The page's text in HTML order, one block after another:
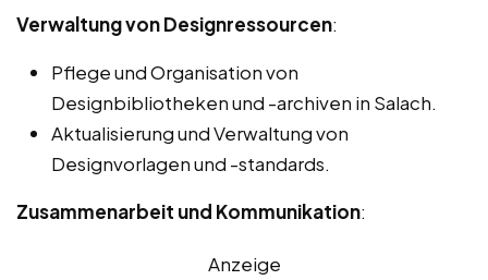
Verwaltung von Designressourcen:
Pflege und Organisation von
Designbibliotheken und -archiven in Salach.
Aktualisierung und Verwaltung von
Designvorlagen und -standards.
Zusammenarbeit und Kommunikation:
Anzeige